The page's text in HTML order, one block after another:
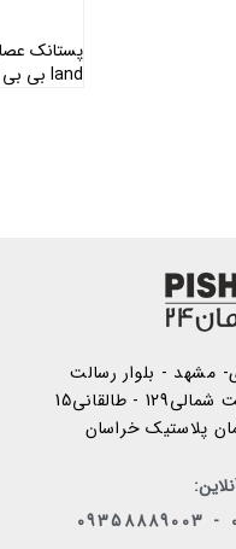
land بی بی لند ( 1 عدد )
مشهد - بلوار رسالت
شمالی - رسالت شمالی129 - طالقانی15
پلاستیک خراسان